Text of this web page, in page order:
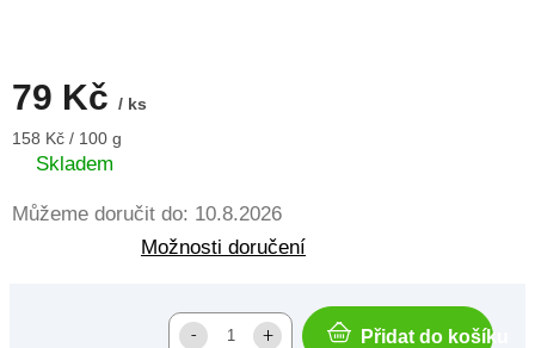
79 Kč / ks
Měrná
cena:
158 Kč / 100 g
Skladem
Můžeme doručit do: 10.8.2026
Možnosti doručení
Přidat do košíku